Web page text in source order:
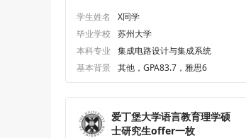
学生姓名
X同学
毕业学校
苏州大学
本科专业
集成电路设计与集成系统
基本背景
其他，GPA83.7，雅思6
爱丁堡大学语言教育理学硕
士研究生offer一枚